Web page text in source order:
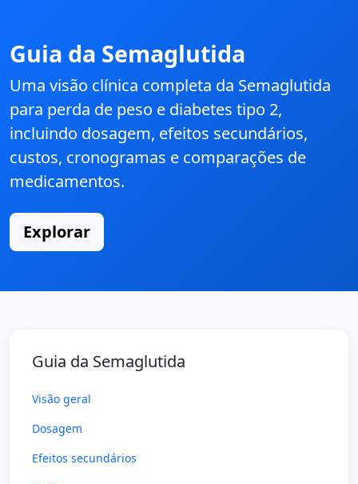
Guia da Semaglutida
Uma visão clínica completa da Semaglutida
para perda de peso e diabetes tipo 2,
incluindo dosagem, efeitos secundários,
custos, cronogramas e comparações de
medicamentos.
Explorar
Guia da Semaglutida
Visão geral
Dosagem
Efeitos secundários